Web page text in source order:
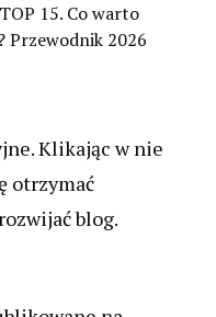
15. Co warto
Przewodnik 2026
Klikając w nie
otrzymać
blog.